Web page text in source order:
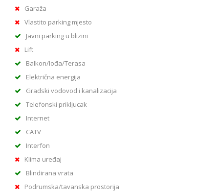
Garaža
Vlastito parking mjesto
Javni parking u blizini
Lift
Balkon/lođa/Terasa
Električna energija
Gradski vodovod i kanalizacija
Telefonski prikljucak
Internet
CATV
Interfon
Klima uređaj
Blindirana vrata
Podrumska/tavanska prostorija